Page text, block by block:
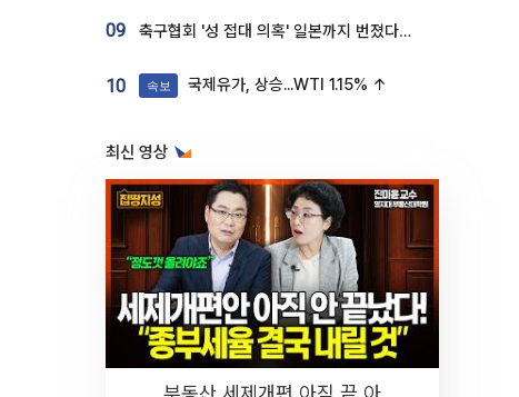
09 축구협회 '성 접대 의혹' 일본까지 번졌다…日 심판 실명 공개
10 속보 국제유가, 상승...WTI 1.15% ↑
최신 영상